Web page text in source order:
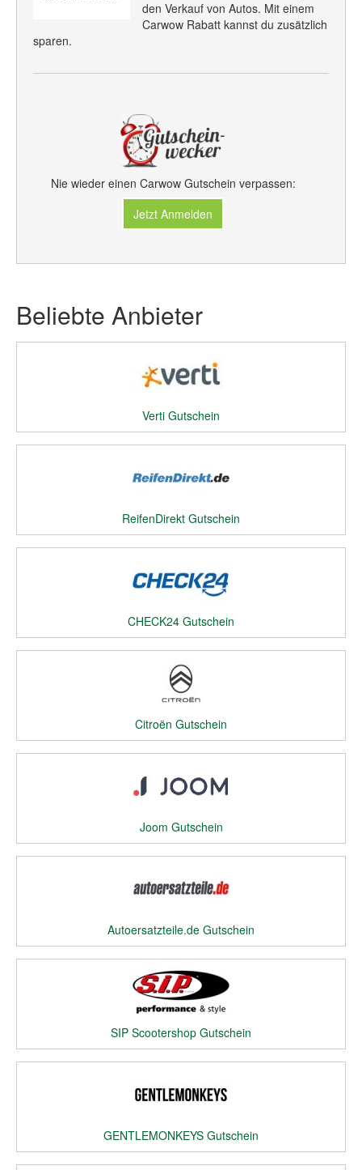
den Verkauf von Autos. Mit einem
Carwow Rabatt kannst du zusätzlich
sparen.
Nie wieder einen Carwow Gutschein verpassen:
Jetzt Anmelden
Beliebte Anbieter
Verti Gutschein
ReifenDirekt Gutschein
CHECK24 Gutschein
Citroën Gutschein
Joom Gutschein
Autoersatzteile.de Gutschein
SIP Scootershop Gutschein
GENTLEMONKEYS Gutschein